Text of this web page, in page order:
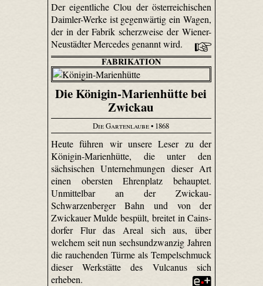
Der eigentliche Clou der österreichischen
Daimler-Werke ist gegenwärtig ein Wagen,
der in der Fabrik scherz­weise der Wiener-
Neustädter Mercedes genannt wird.
FABRIKATION
Die Königin-Marienhütte bei
Zwickau
Die Gartenlaube• 1868
Heute führen wir unsere Leser zu der
Königin-Marien­hütte, die unter den
sächsischen Unternehmungen dieser Art
einen obersten Ehrenplatz behauptet.
Unmittelbar an der Zwickau-
Schwarzenberger Bahn und von der
Zwickauer Mulde bespült, breitet in Cains­
dorfer Flur das Areal sich aus, über
welchem seit nun sechsundzwanzig Jahren
die rauchenden Türme als Tempelschmuck
dieser Werkstätte des Vulcanus sich
erheben.